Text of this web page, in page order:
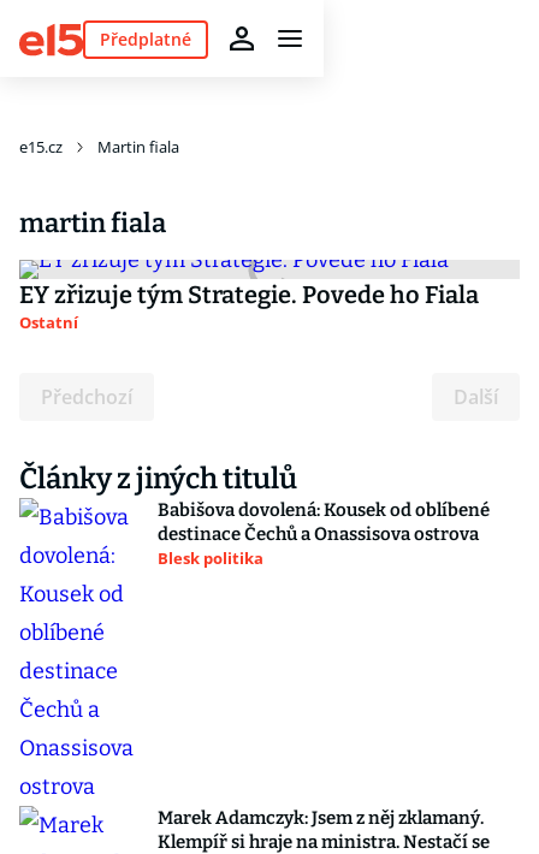
Předplatné
e15.cz Martin fiala
martin fiala
EY zřizuje tým Strategie. Povede ho Fiala
Ostatní
Předchozí Další
Články z jiných titulů
Babišova dovolená: Kousek od oblíbené
destinace Čechů a Onassisova ostrova
Blesk politika
Marek Adamczyk: Jsem z něj zklamaný.
Klempíř si hraje na ministra. Nestačí se